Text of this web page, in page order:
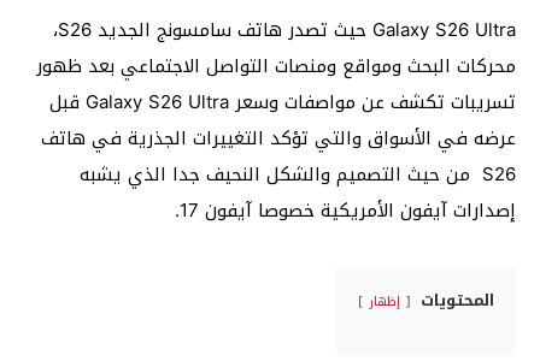
Galaxy S26 Ultra حيث تصدر هاتف سامسونج الجديد S26،
محركات البحث ومواقع ومنصات التواصل الاجتماعي بعد ظهور
تسريبات تكشف عن مواصفات وسعر Galaxy S26 Ultra قبل
عرضه في الأسواق والتي تؤكد التغييرات الجذرية في هاتف
S26 من حيث التصميم والشكل النحيف جدا الذي يشبه
إصدارات آيفون الأمريكية خصوصا آيفون 17.
المحتويات إظهار